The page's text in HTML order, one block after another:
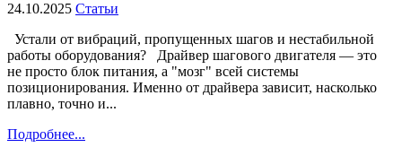
24.10.2025 Статьи
Устали от вибраций, пропущенных шагов и нестабильной
работы оборудования? Драйвер шагового двигателя — это
не просто блок питания, а "мозг" всей системы
позиционирования. Именно от драйвера зависит, насколько
плавно, точно и...
Подробнее...